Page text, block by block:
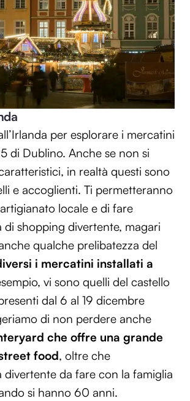
per esplorare i mercatini
di Dublino. Anche se non si
in realtà questi sono
e accoglienti. Ti permetteranno
locale e di fare
di shopping divertente, magari
qualche prelibatezza del
i mercatini installati a
vi sono quelli del castello
dal 6 al 19 dicembre
di non perdere anche
che offre una grande
food, oltre che
divertente da fare con la famiglia
si hanno 60 anni.